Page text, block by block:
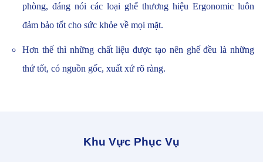
phòng, đáng nói các loại ghế thương hiệu Ergonomic luôn
đảm bảo tốt cho sức khỏe về mọi mặt.
Hơn thế thì những chất liệu được tạo nên ghế đều là những
thứ tốt, có nguồn gốc, xuất xứ rõ ràng.
Khu Vực Phục Vụ